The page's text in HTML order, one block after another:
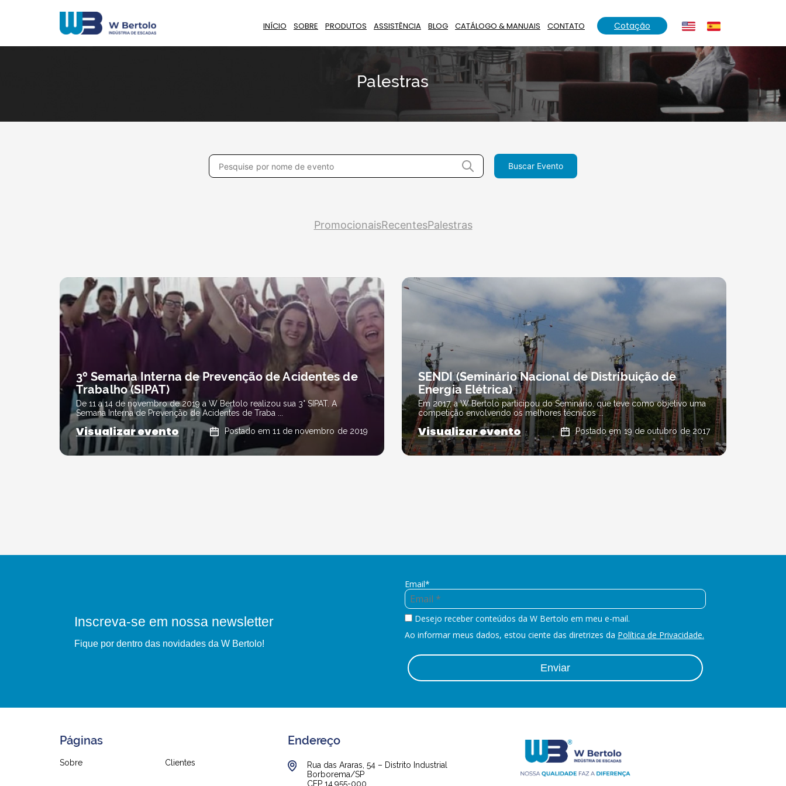
INÍCIO SOBRE PRODUTOS ASSISTÊNCIA BLOG CATÁLOGO & MANUAIS CONTATO Cotação
Palestras
PromocionaisRecentesPalestras
3º Semana Interna de Prevenção de Acidentes de
Trabalho (SIPAT)
De 11 a 14 de novembro de 2019 a W Bertolo realizou sua 3° SIPAT. A
Semana Interna de Prevenção de Acidentes de Traba ...
Visualizar evento Postado em 11 de novembro de 2019
SENDI (Seminário Nacional de Distribuição de
Energia Elétrica)
Em 2017, a W Bertolo participou do Seminário, que teve como objetivo uma
competição envolvendo os melhores técnicos ...
Visualizar evento Postado em 19 de outubro de 2017
Inscreva-se em nossa newsletter
Fique por dentro das novidades da W Bertolo!
Email*
Desejo receber conteúdos da W Bertolo em meu e-mail.
Ao informar meus dados, estou ciente das diretrizes da Política de Privacidade.
Enviar
Páginas
Sobre Clientes
Endereço
Rua das Araras, 54 – Distrito Industrial
Borborema/SP
CEP 14.955-000